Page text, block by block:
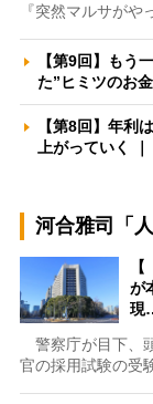
『突然マルサが
【第9回】もう
た”ヒミツのお
【第8回】年
上がっていく
河合雅司「
が
現
警察庁が目下、
官の採用試験の受